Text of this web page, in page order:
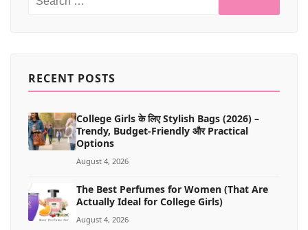
RECENT POSTS
College Girls के लिए Stylish Bags (2026) –
Trendy, Budget-Friendly और Practical
Options
August 4, 2026
The Best Perfumes for Women (That Are
Actually Ideal for College Girls)
August 4, 2026